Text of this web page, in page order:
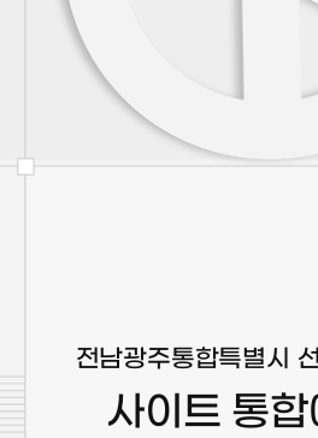
전남광주통합특별시
사이트 통